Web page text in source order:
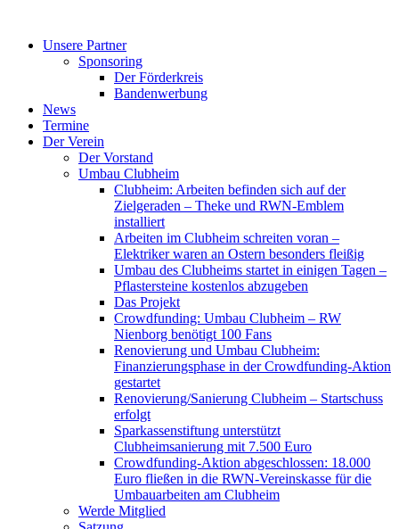
springenUnsere Partner
Sponsoring
Der Förderkreis
Bandenwerbung
News
Termine
Der Verein
Der Vorstand
Umbau Clubheim
Clubheim: Arbeiten befinden sich auf der
Zielgeraden – Theke und RWN-Emblem
installiert
Arbeiten im Clubheim schreiten voran –
Elektriker waren an Ostern besonders fleißig
Umbau des Clubheims startet in einigen Tagen –
Pflastersteine kostenlos abzugeben
Das Projekt
Crowdfunding: Umbau Clubheim – RW
Nienborg benötigt 100 Fans
Renovierung und Umbau Clubheim:
Finanzierungsphase in der Crowdfunding-Aktion
gestartet
Renovierung/Sanierung Clubheim – Startschuss
erfolgt
Sparkassenstiftung unterstützt
Clubheimsanierung mit 7.500 Euro
Crowdfunding-Aktion abgeschlossen: 18.000
Euro fließen in die RWN-Vereinskasse für die
Umbauarbeiten am Clubheim
Werde Mitglied